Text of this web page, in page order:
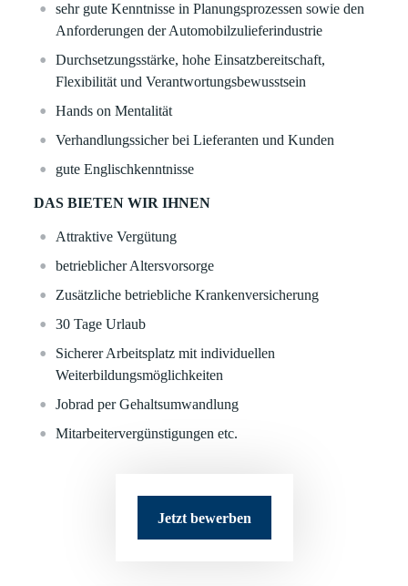
sehr gute Kenntnisse in Planungsprozessen sowie den
Anforderungen der Automobilzulieferindustrie
Durchsetzungsstärke, hohe Einsatzbereitschaft,
Flexibilität und Verantwortungsbewusstsein
Hands on Mentalität
Verhandlungssicher bei Lieferanten und Kunden
gute Englischkenntnisse
DAS BIETEN WIR IHNEN
Attraktive Vergütung
betrieblicher Altersvorsorge
Zusätzliche betriebliche Krankenversicherung
30 Tage Urlaub
Sicherer Arbeitsplatz mit individuellen
Weiterbildungsmöglichkeiten
Jobrad per Gehaltsumwandlung
Mitarbeitervergünstigungen etc.
Jetzt bewerben